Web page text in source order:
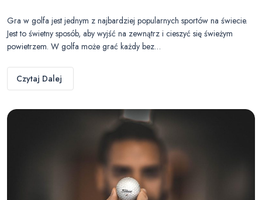
Gra w golfa jest jednym z najbardziej popularnych sportów na świecie.
Jest to świetny sposób, aby wyjść na zewnątrz i cieszyć się świeżym
powietrzem. W golfa może grać każdy bez…
Czytaj Dalej